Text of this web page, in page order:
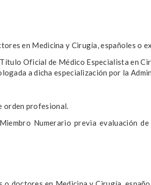
en Medicina y Cirugía, españoles o
Oficial de Médico Especialista en
a dicha especialización por la
orden profesional.
Numerario previa evaluación